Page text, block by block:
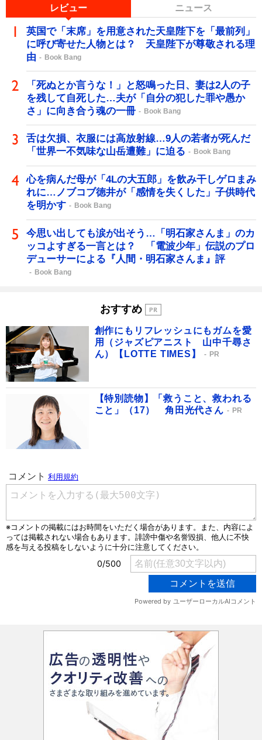
レビュー ニュース
英国で「末席」を用意された天皇陛下を「最前列」
に呼び寄せた人物とは？ 天皇陛下が尊敬される理
由
Book Bang
「死ぬとか言うな！」と怒鳴った日、妻は2人の子
を残して自死した…夫が「自分の犯した罪や愚か
さ」に向き合う魂の一冊
Book Bang
舌は欠損、衣服には高放射線…9人の若者が死んだ
「世界一不気味な山岳遭難」に迫る
Book Bang
心を病んだ母が「4Lの大五郎」を飲み干しゲロまみ
れに…ノブコブ徳井が「感情を失くした」子供時代
を明かす
Book Bang
今思い出しても涙が出そう…「明石家さんま」のカ
ッコよすぎる一言とは？ 「電波少年」伝説のプロ
デューサーによる『人間・明石家さんま』評
Book Bang
おすすめ
創作にもリフレッシュにもガムを愛
用（ジャズピアニスト 山中千尋さ
ん）【LOTTE TIMES】
PR
【特別読物】「救うこと、救われる
こと」（17） 角田光代さん
PR